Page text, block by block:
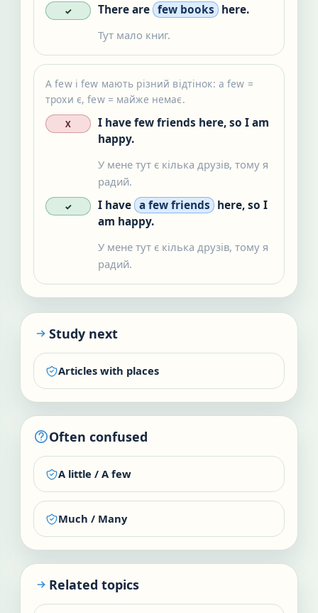
✓ There are few books here.
Тут мало книг.
A few і few мають різний відтінок: a few =
трохи є, few = майже немає.
X
I have few friends here, so I am
happy.
У мене тут є кілька друзів, тому я
радий.
✓ I have a few friends here, so I
am happy.
У мене тут є кілька друзів, тому я
радий.
Study next
Articles with places
Often confused
A little / A few
Much / Many
Related topics